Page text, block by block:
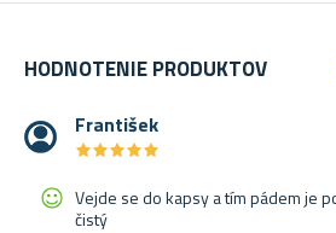
HODNOTENIE PRODUKTOV
František
★★★★★
★★★★★
Vejde se do kapsy a tím pádem je
čistý